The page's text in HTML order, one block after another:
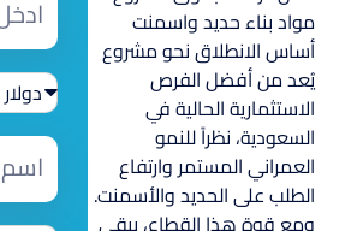
مواد بناء حديد واسمنت
أساس الانطلاق نحو مشروع
يُعد من أفضل الفرص
الاستثمارية الحالية في
السعودية، نظراً للنمو
العمراني المستمر وارتفاع
الطلب على الحديد والأسمنت.
ومع قوة هذا القطاع، يبقى